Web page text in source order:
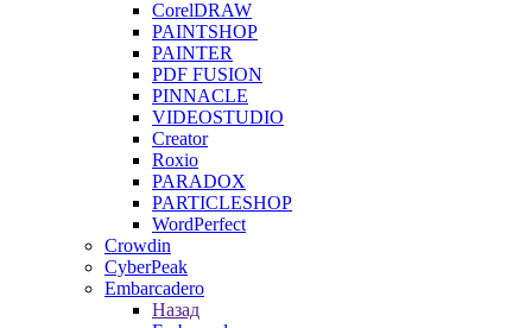
CorelDRAW
PAINTSHOP
PAINTER
PDF FUSION
PINNACLE
VIDEOSTUDIO
Creator
Roxio
PARADOX
PARTICLESHOP
WordPerfect
Crowdin
CyberPeak
Embarcadero
Назад